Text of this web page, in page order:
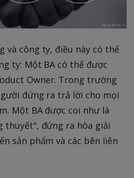
và công ty, điều này có thể
ty: Một BA có thể được
Owner. Trong trường
đứng ra trả lời cho mọi
Một BA được coi như là
thuyết", đứng ra hòa giải
sản phẩm và các bên liên